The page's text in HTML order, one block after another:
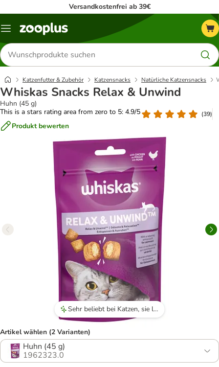
Versandkostenfrei ab 39€
Menü
Produkte
suchen
Katzenfutter & Zubehör Katzensnacks Natürliche Katzensnacks
Whiskas Snacks Relax & Unwind
Huhn (45 g)
This is a stars rating area from zero to 5: 4.9/5
(39)
Produkt bewerten
Sehr beliebt bei Katzen, sie lieben die Snacks und verzehren sie schnell.
Artikel wählen (2 Varianten)
Huhn (45 g)
1962323.0